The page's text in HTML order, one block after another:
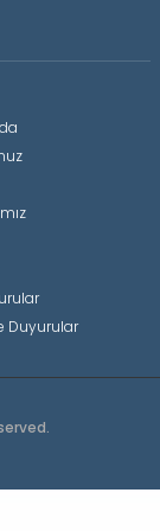
Duyurular